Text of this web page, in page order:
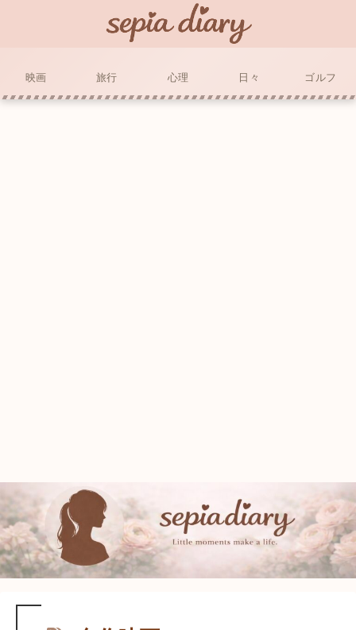
映画 旅行 心理 日々 ゴルフ